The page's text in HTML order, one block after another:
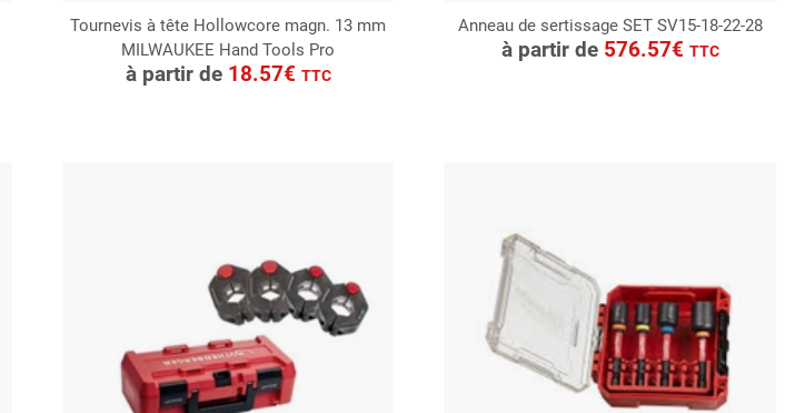
Tournevis à tête Hollowcore magn. 13 mm
MILWAUKEE Hand Tools Pro
à partir de 18.57€ TTC
CONSULTER
Demande de devis
Anneau de sertissage SET SV15-18-22-28
à partir de 576.57€ TTC
CONSULTER
Demande de devis